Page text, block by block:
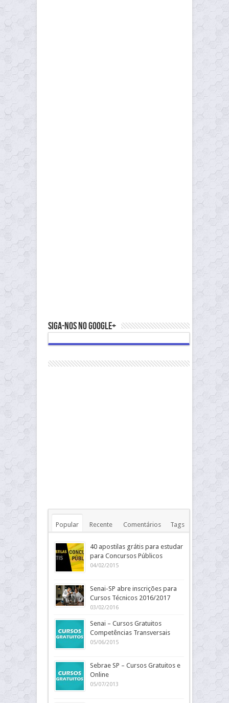
Siga-nos no Google+
Popular Recente Comentários Tags
40 apostilas grátis para estudar
para Concursos Públicos
04/02/2015
Senai-SP abre inscrições para
Cursos Técnicos 2016/2017
03/02/2016
Senai – Cursos Gratuitos
Competências Transversais
05/06/2015
Sebrae SP – Cursos Gratuitos e
Online
05/07/2013